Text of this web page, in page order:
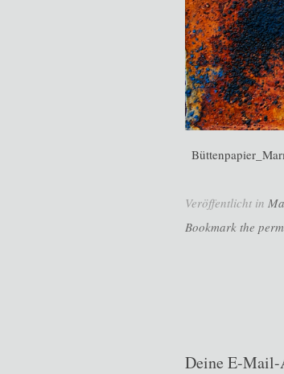
Veröffentlicht in
Bookmark the
Deine E-Mail-